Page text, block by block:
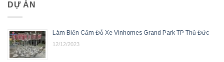
DỰ ÁN
Làm Biển Cấm Đỗ Xe Vinhomes Grand Park TP Thủ Đức
12/12/2023